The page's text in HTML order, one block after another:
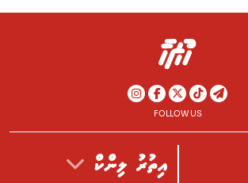
FOLLOW US
އިތުރު ލިންކް